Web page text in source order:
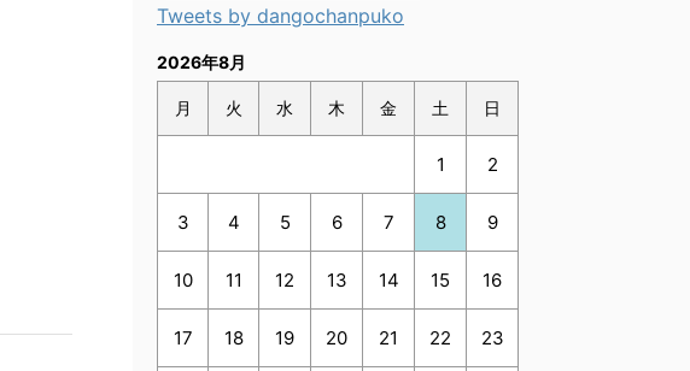
Tweets by dangochanpuko
2026年8月
月 火 水 木 金 土 日
1 2
3 4 5 6 7 8 9
10 11 12 13 14 15 16
17 18 19 20 21 22 23